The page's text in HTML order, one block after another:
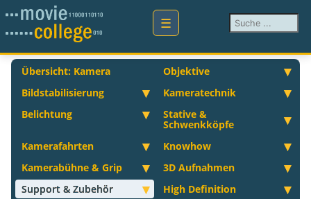
Suchen ...
Übersicht: Kamera
Objektive
Bildstabilisierung
Kameratechnik
Belichtung
Stative &
Schwenkköpfe
Kamerafahrten
Knowhow
Kamerabühne & Grip
3D Aufnahmen
Support & Zubehör
High Definition